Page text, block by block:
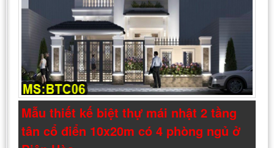
Mẫu thiết kế biệt thự mái nhật 2 tầng
tân cổ điển 10x20m có 4 phòng ngủ ở